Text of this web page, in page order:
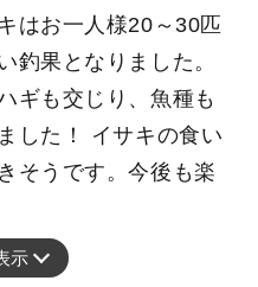
はお一人様20～30匹
釣果となりました。
ギも交じり、魚種も
した！ イサキの食い
そうです。今後も楽
示